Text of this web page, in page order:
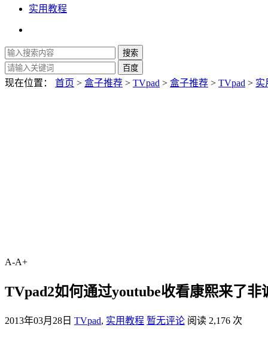
实用教程
现在位置： 首页 > 盒子推荐 > TVpad > 盒子推荐 > TVpad > 实
A-A+
TVpad2如何通过youtube收看康熙来了非
2013年03月28日 TVpad, 实用教程 暂无评论 阅读 2,176 次